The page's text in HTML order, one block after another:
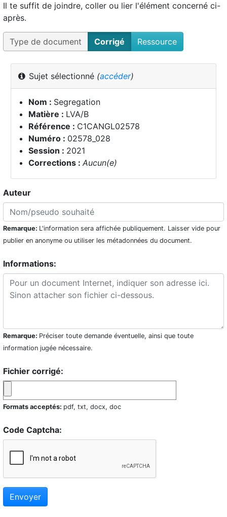
Il te suffit de joindre, coller ou lier l'élément concerné ci-
après.
Type de document Corrigé Ressource
Sujet sélectionné (accéder)
Nom : Segregation
Matière : LVA/B
Référence : C1CANGL02578
Numéro : 02578_028
Session : 2021
Corrections : Aucun(e)
Auteur
Remarque: L'information sera affichée publiquement. Laisser vide pour
publier en anonyme ou utiliser les métadonnées du document.
Informations:
Remarque: Préciser toute demande éventuelle, ainsi que toute
information jugée nécessaire.
Fichier corrigé:
Formats acceptés: pdf, txt, docx, doc
Code Captcha:
Envoyer